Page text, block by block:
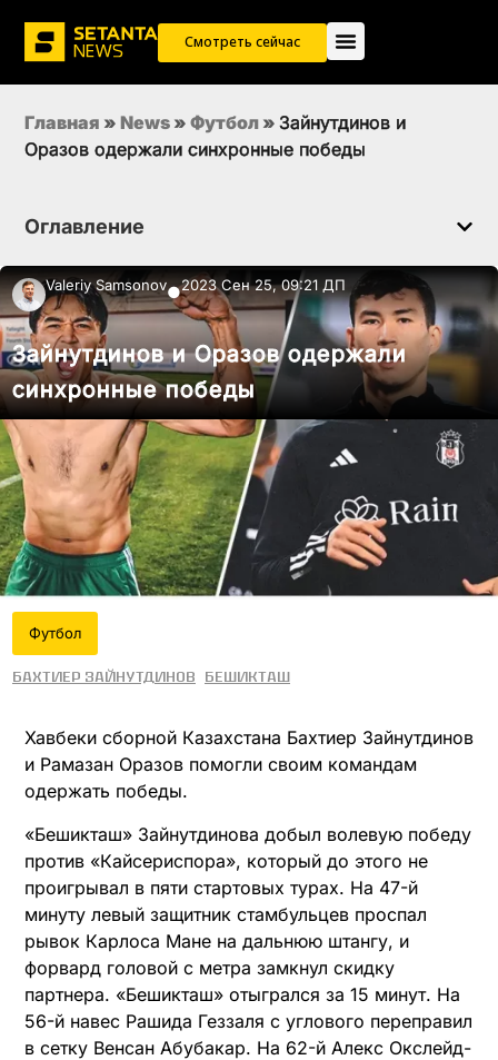
Смотреть сейчас
Главная » News » Футбол » Зайнутдинов и
Оразов одержали синхронные победы
Оглавление
Valeriy Samsonov●2023 Сен 25, 09:21 ДП
Зайнутдинов и Оразов одержали
синхронные победы
Футбол
Бахтиер Зайнутдинов Бешикташ
Хавбеки сборной Казахстана Бахтиер Зайнутдинов
и Рамазан Оразов помогли своим командам
одержать победы.
«Бешикташ» Зайнутдинова добыл волевую победу
против «Кайсериспора», который до этого не
проигрывал в пяти стартовых турах. На 47-й
минуту левый защитник стамбульцев проспал
рывок Карлоса Мане на дальнюю штангу, и
форвард головой с метра замкнул скидку
партнера. «Бешикташ» отыгрался за 15 минут. На
56-й навес Рашида Геззаля с углового переправил
в сетку Венсан Абубакар. На 62-й Алекс Окслейд-